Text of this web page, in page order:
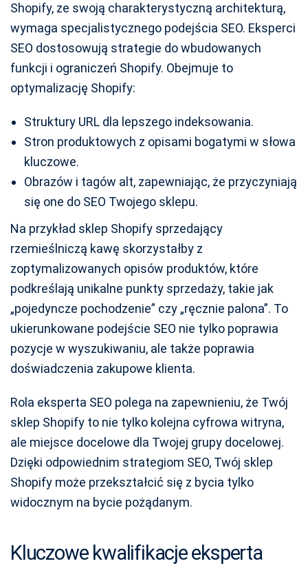
Shopify, ze swoją charakterystyczną architekturą,
wymaga specjalistycznego podejścia SEO. Eksperci
SEO dostosowują strategie do wbudowanych
funkcji i ograniczeń Shopify. Obejmuje to
optymalizację Shopify:
Struktury URL dla lepszego indeksowania.
Stron produktowych z opisami bogatymi w słowa
kluczowe.
Obrazów i tagów alt, zapewniając, że przyczyniają
się one do SEO Twojego sklepu.
Na przykład sklep Shopify sprzedający
rzemieślniczą kawę skorzystałby z
zoptymalizowanych opisów produktów, które
podkreślają unikalne punkty sprzedaży, takie jak
„pojedyncze pochodzenie” czy „ręcznie palona”. To
ukierunkowane podejście SEO nie tylko poprawia
pozycje w wyszukiwaniu, ale także poprawia
doświadczenia zakupowe klienta.
Rola eksperta SEO polega na zapewnieniu, że Twój
sklep Shopify to nie tylko kolejna cyfrowa witryna,
ale miejsce docelowe dla Twojej grupy docelowej.
Dzięki odpowiednim strategiom SEO, Twój sklep
Shopify może przekształcić się z bycia tylko
widocznym na bycie pożądanym.
Kluczowe kwalifikacje eksperta